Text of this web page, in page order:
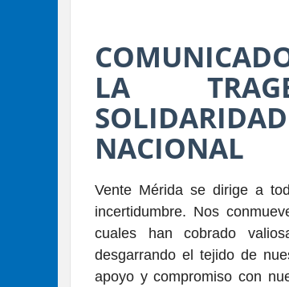
LA
NACIONAL
Vente Mérida se dirige a
incertidumbre. Nos
cuales han cobrado
desgarrando el tejido de
apoyo y compromiso con